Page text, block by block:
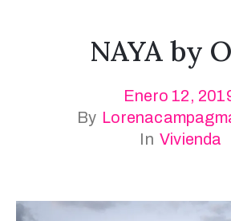
NAYA by
Enero 12,
By
In Vivienda